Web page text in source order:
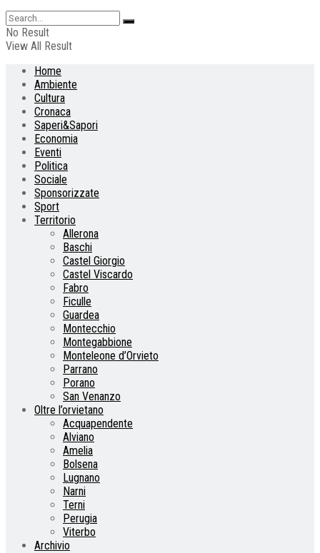
No Result
View All Result
Home
Ambiente
Cultura
Cronaca
Saperi&Sapori
Economia
Eventi
Politica
Sociale
Sponsorizzate
Sport
Territorio
Allerona
Baschi
Castel Giorgio
Castel Viscardo
Fabro
Ficulle
Guardea
Montecchio
Montegabbione
Monteleone d’Orvieto
Parrano
Porano
San Venanzo
Oltre l’orvietano
Acquapendente
Alviano
Amelia
Bolsena
Lugnano
Narni
Terni
Perugia
Viterbo
Archivio